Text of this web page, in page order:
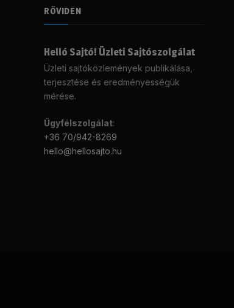
RÖVIDEN
Helló Sajtó! Üzleti Sajtószolgálat
Üzleti sajtóközlemények publikálása,
terjesztése és eredményességük
mérése.
Ügyfélszolgálat:
+36 70/942-8269
hello@hellosajto.hu